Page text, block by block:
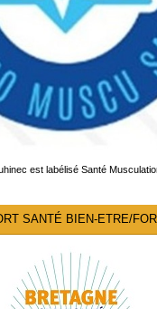
est labélisé Santé
SANTÉ BIEN-ETRE/